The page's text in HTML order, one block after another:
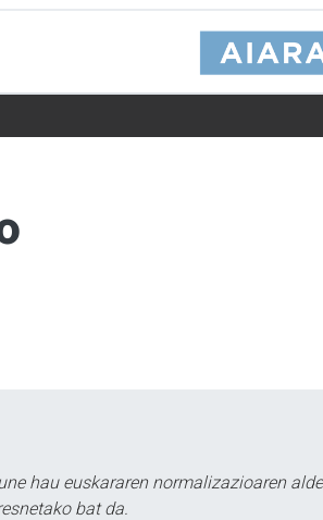
hau euskararen normalizazioaren
bat da.